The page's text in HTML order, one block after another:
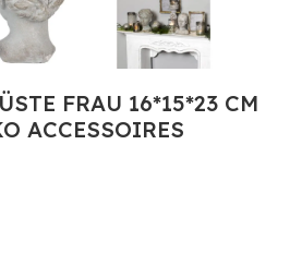
FRAU 16*15*23 CM
ACCESSOIRES